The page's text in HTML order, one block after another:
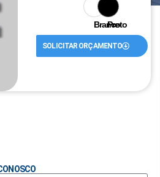
Branco
Preto
SOLICITAR ORÇAMENTO